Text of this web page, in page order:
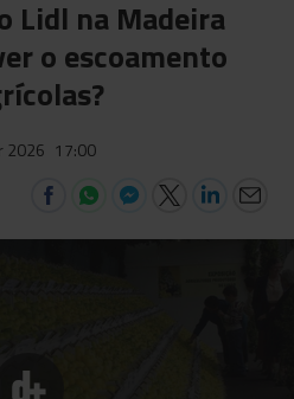
Lidl na Madeira
o escoamento
2026 17:00